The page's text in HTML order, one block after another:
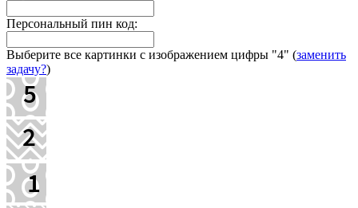
Персональный пин код:
Выберите все картинки с изображением цифры "4" (заменить
задачу?)